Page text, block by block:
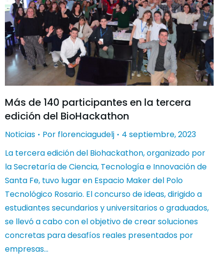
Más de 140 participantes en la tercera
edición del BioHackathon
Noticias Por florenciagudelj
4 septiembre, 2023
La tercera edición del Biohackathon, organizado por
la Secretaría de Ciencia, Tecnología e Innovación de
Santa Fe, tuvo lugar en Espacio Maker del Polo
Tecnológico Rosario. El concurso de ideas, dirigido a
estudiantes secundarios y universitarios o graduados,
se llevó a cabo con el objetivo de crear soluciones
concretas para desafíos reales presentados por
empresas…